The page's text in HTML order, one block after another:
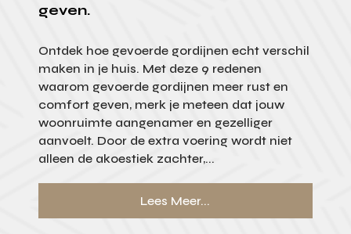
geven.
Ontdek hoe gevoerde gordijnen echt verschil
maken in je huis. Met deze 9 redenen
waarom gevoerde gordijnen meer rust en
comfort geven, merk je meteen dat jouw
woonruimte aangenamer en gezelliger
aanvoelt. Door de extra voering wordt niet
alleen de akoestiek zachter,...
Lees Meer...